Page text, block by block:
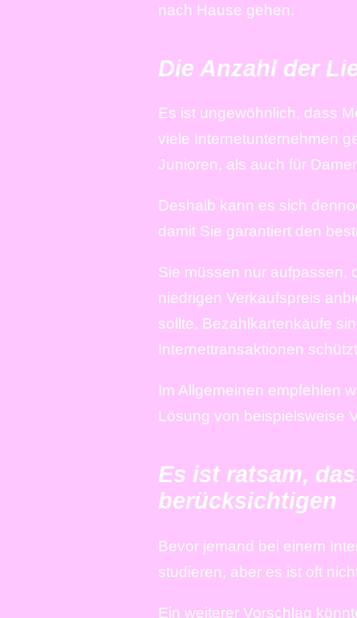
nach Hause gehen.
Die Anzahl der
Es ist ungewöhnlich, dass
viele Internetunternehmen
Junioren, als auch für
Deshalb kann es sich
damit Sie garantiert den
Sie müssen nur aufpassen,
niedrigen Verkaufspreis
sollte. Bezahlkartenkäufe
Internettransaktionen
Im Allgemeinen empfehlen
Lösung von beispielsweise
Es ist ratsam,
berücksichtigen
Bevor jemand bei einem
studieren, aber es ist oft
Ein weiterer Vorschlag